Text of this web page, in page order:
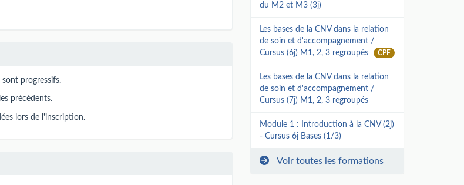
progressifs.
précédents.
lors de l'inscription.
du M2 et M3 (3j)
Les bases de la CNV dans la relation
de soin et d'accompagnement /
Cursus (6j) M1, 2, 3 regroupés
CPF
Les bases de la CNV dans la relation
de soin et d'accompagnement /
Cursus (7j) M1, 2, 3 regroupés
Module 1 : Introduction à la CNV (2j)
- Cursus 6j Bases (1/3)
Voir toutes les formations